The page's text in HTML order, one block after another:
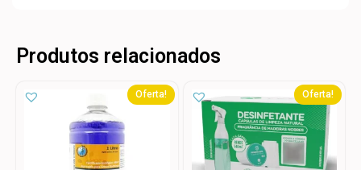
Produtos relacionados
Oferta! Oferta!